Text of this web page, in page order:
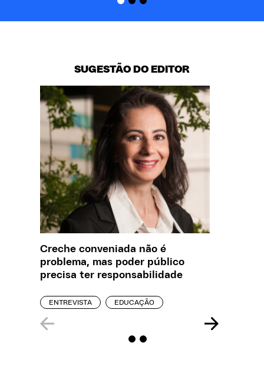
SUGESTÃO DO EDITOR
Creche conveniada não é
problema, mas poder público
precisa ter responsabilidade
ENTREVISTA EDUCAÇÃO